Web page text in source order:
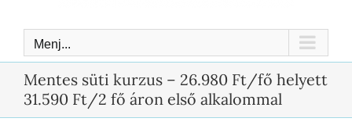
Menj...
Mentes süti kurzus – 26.980 Ft/fő helyett
31.590 Ft/2 fő áron első alkalommal